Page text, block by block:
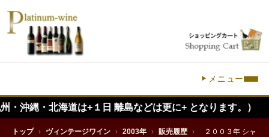
メニュー
道は+１日 離島などは更に+ となります。）
トップ › ヴィンテージワイン › 2003年 › 販売履歴 ›
２００３年 シャ